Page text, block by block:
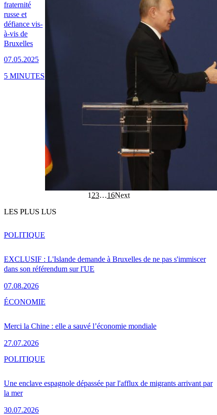
fraternité
russe et
défiance vis-
à-vis de
Bruxelles
07.05.2025
5 MINUTES
1 23…16Next
LES PLUS LUS
EXCLUSIF : L'Islande demande à Bruxelles de ne pas s'immiscer
dans son référendum sur l'UE
07.08.2026
POLITIQUE
Merci la Chine : elle a sauvé l’économie mondiale
27.07.2026
ÉCONOMIE
Une enclave espagnole dépassée par l'afflux de migrants arrivant par
la mer
30.07.2026
POLITIQUE